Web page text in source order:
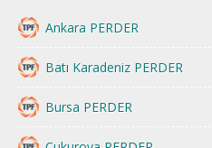
Ankara PERDER
Batı Karadeniz PERDER
Bursa PERDER